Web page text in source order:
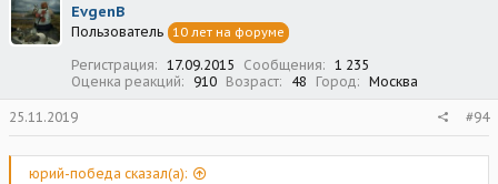
EvgenB
Пользователь 10 лет на форуме
Регистрация 17.09.2015 Сообщения
1 235
Оценка реакций
910 Возраст 48 Город Москва
25.11.2019 #94
юрий-победа сказал(а):